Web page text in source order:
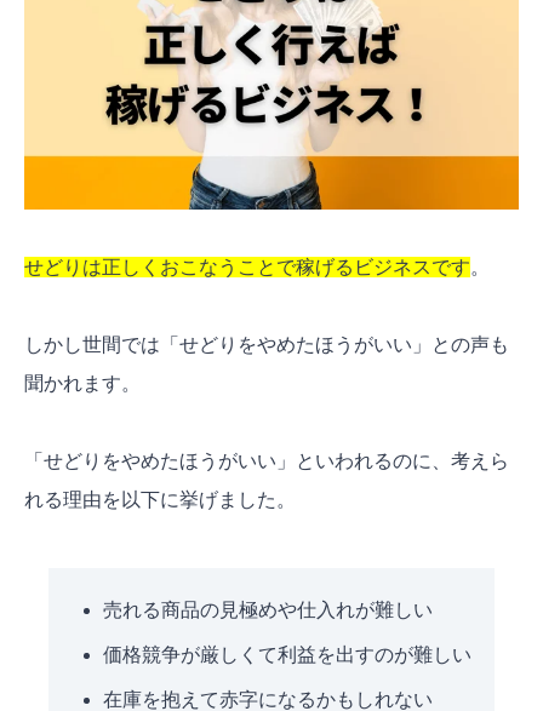
せどりをやめるべきか悩んだときにできること
成功者の話を探してみる
せどりの仕組みを理解してみる
せどりのスクール・コンサルを受けてみる
せどりで稼いだ人の体験談
月10万円の利益を達成できた生徒の体験談
よくある質問
どのような人がせどりに向いている？
せどりの初期費用ってどのくらいかかる？
せどりは正しくおこなうことで稼げるビジネスです。
しかし世間では「せどりをやめたほうがいい」との声も
聞かれます。
「せどりをやめたほうがいい」といわれるのに、考えら
れる理由を以下に挙げました。
売れる商品の見極めや仕入れが難しい
価格競争が厳しくて利益を出すのが難しい
在庫を抱えて赤字になるかもしれない